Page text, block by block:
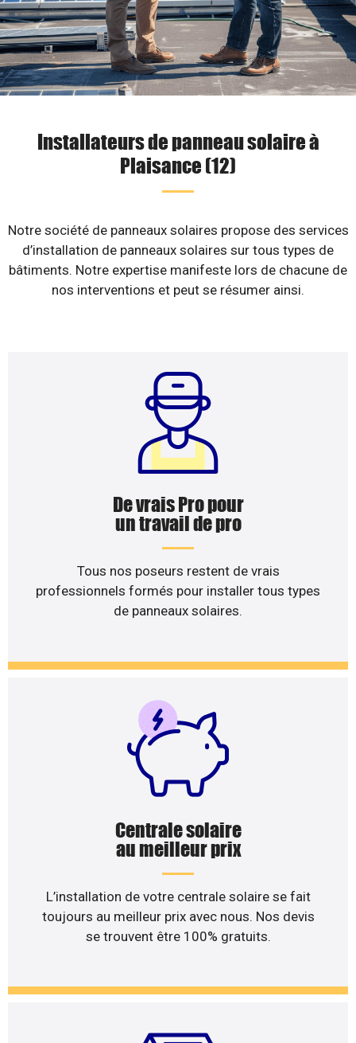
Installateurs de panneau solaire à
Plaisance (12)
Notre société de panneaux solaires propose des services
d’installation de panneaux solaires sur tous types de
bâtiments. Notre expertise manifeste lors de chacune de
nos interventions et peut se résumer ainsi.
De vrais Pro pour
un travail de pro
Tous nos poseurs restent de vrais
professionnels formés pour installer tous types
de panneaux solaires.
Centrale solaire
au meilleur prix
L’installation de votre centrale solaire se fait
toujours au meilleur prix avec nous. Nos devis
se trouvent être 100% gratuits.